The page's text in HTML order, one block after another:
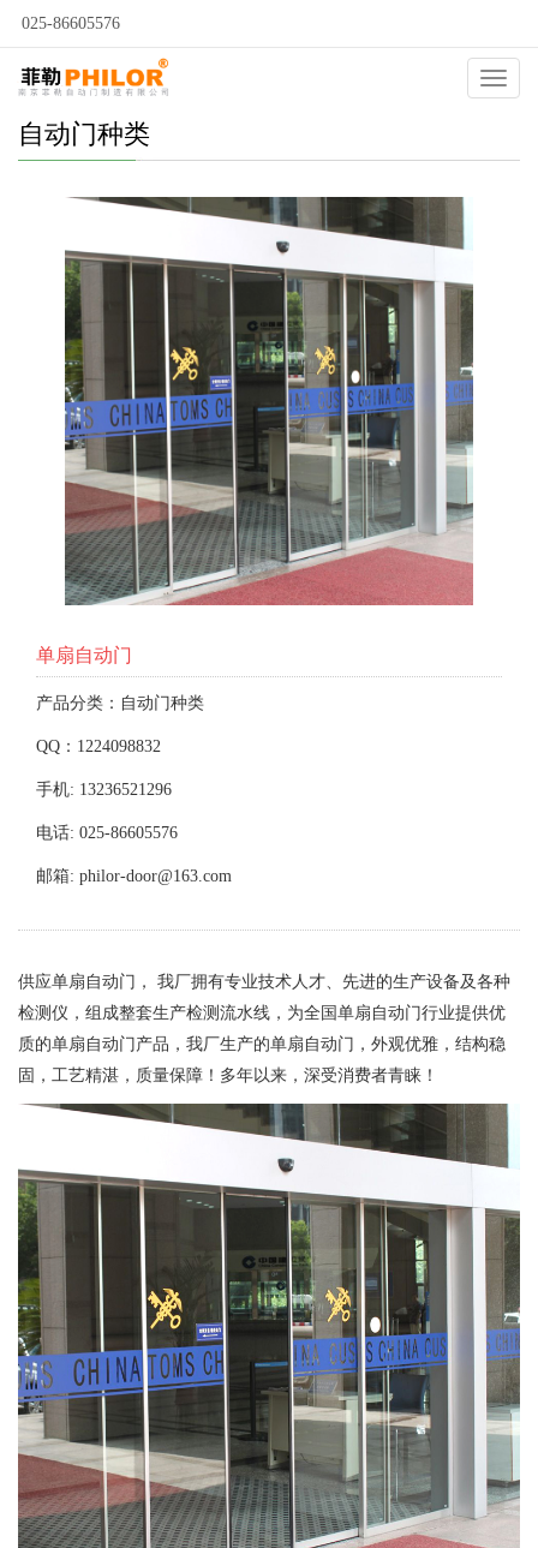
025-86605576
自动门种类
单扇自动门
产品分类：自动门种类
QQ：1224098832
手机: 13236521296
电话: 025-86605576
邮箱: philor-door@163.com
供应单扇自动门， 我厂拥有专业技术人才、先进的生产设备及各种
检测仪，组成整套生产检测流水线，为全国单扇自动门行业提供优
质的单扇自动门产品，我厂生产的单扇自动门，外观优雅，结构稳
固，工艺精湛，质量保障！多年以来，深受消费者青睐！